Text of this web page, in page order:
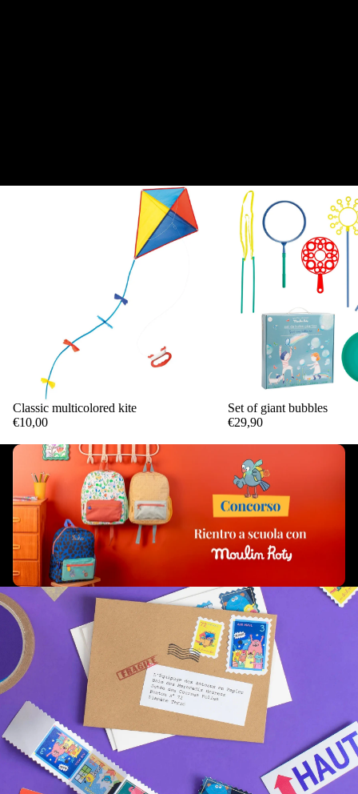
Add
Classic multicolored kite
€10,00
Set of giant bubbles
€29,90